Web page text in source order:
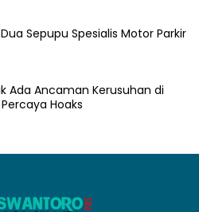
Sepupu Spesialis Motor Parkir
Ada Ancaman Kerusuhan di
Hoaks